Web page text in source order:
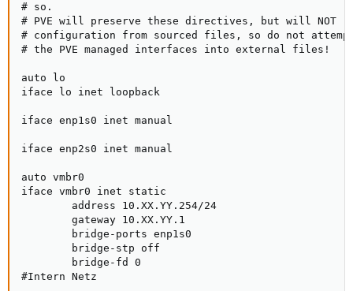
# so.
# PVE will preserve these directives, but will NOT
# configuration from sourced files, so do not
# the PVE managed interfaces into external files!
auto lo
iface lo inet loopback
iface enp1s0 inet manual
iface enp2s0 inet manual
auto vmbr0
iface vmbr0 inet static
        address 10.XX.YY.254/24
        gateway 10.XX.YY.1
        bridge-ports enp1s0
        bridge-stp off
        bridge-fd 0
#Intern Netz